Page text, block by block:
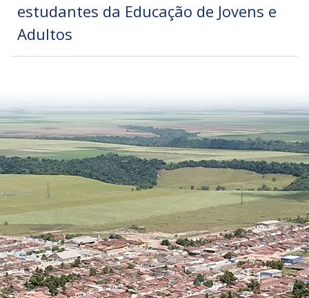
estudantes da Educação de Jovens e
Adultos